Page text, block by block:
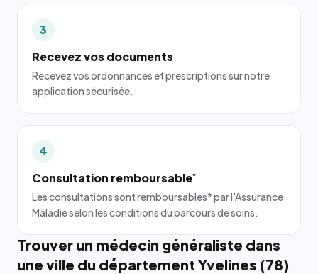
3
Recevez vos documents
Recevez vos ordonnances et prescriptions sur notre
application sécurisée.
4
Consultation remboursable*
Les consultations sont remboursables* par l'Assurance
Maladie selon les conditions du parcours de soins.
Trouver un médecin généraliste dans
une ville du département Yvelines (78)